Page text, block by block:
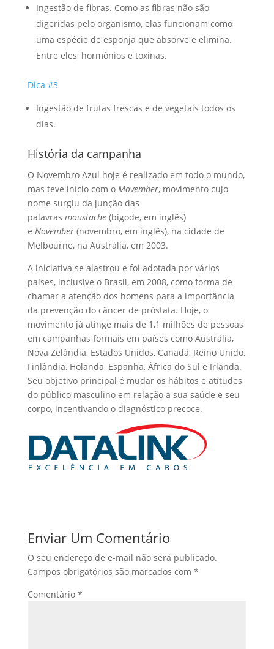
Ingestão de fibras. Como as fibras não são
digeridas pelo organismo, elas funcionam como
uma espécie de esponja que absorve e elimina.
Entre eles, hormônios e toxinas.
Dica #3
Ingestão de frutas frescas e de vegetais todos os
dias.
História da campanha
O Novembro Azul hoje é realizado em todo o mundo,
mas teve início com o Movember, movimento cujo
nome surgiu da junção das
palavras moustache(bigode, em inglês)
e November(novembro, em inglês), na cidade de
Melbourne, na Austrália, em 2003.
A iniciativa se alastrou e foi adotada por vários
países, inclusive o Brasil, em 2008, como forma de
chamar a atenção dos homens para a importância
da prevenção do câncer de próstata. Hoje, o
movimento já atinge mais de 1,1 milhões de pessoas
em campanhas formais em países como Austrália,
Nova Zelândia, Estados Unidos, Canadá, Reino Unido,
Finlândia, Holanda, Espanha, África do Sul e Irlanda.
Seu objetivo principal é mudar os hábitos e atitudes
do público masculino em relação a sua saúde e seu
corpo, incentivando o diagnóstico precoce.
Enviar Um Comentário
O seu endereço de e-mail não será publicado.
Campos obrigatórios são marcados com *
Comentário *